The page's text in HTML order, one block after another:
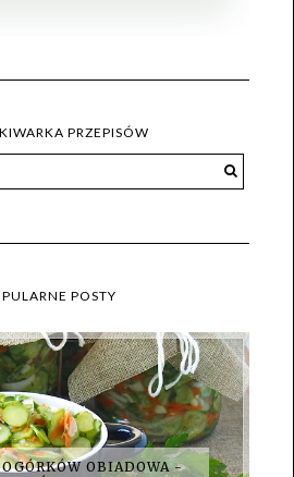
PRZEPISÓW
POSTY
OBIADOWA -